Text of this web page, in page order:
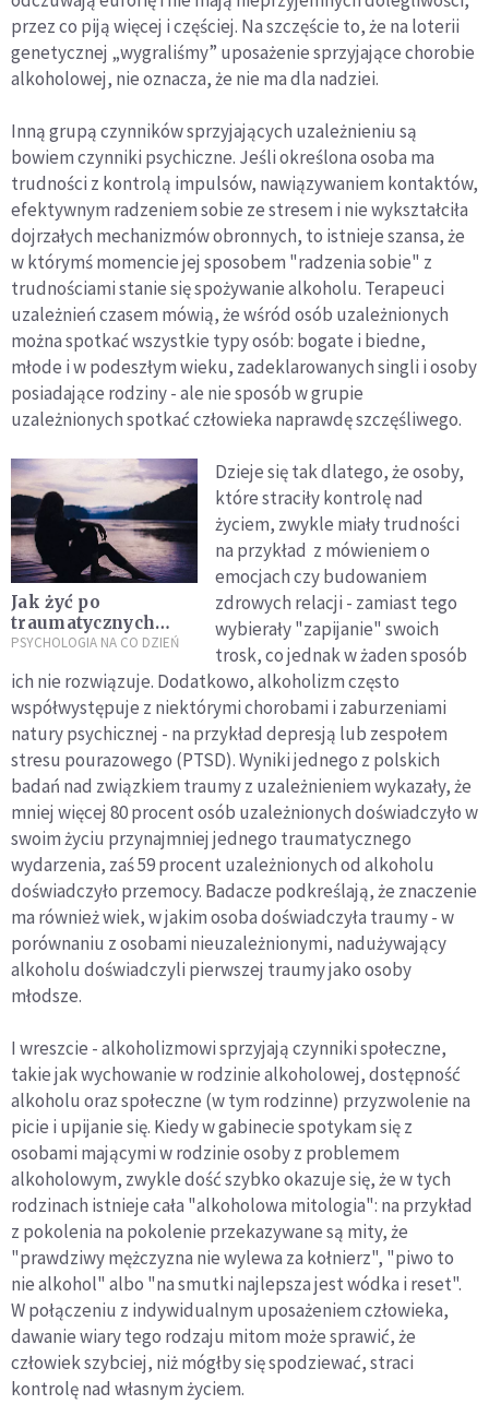
przez co piją więcej i częściej. Na szczęście to, że na loterii
genetycznej „wygraliśmy” uposażenie sprzyjające chorobie
alkoholowej, nie oznacza, że nie ma dla nadziei.
Inną grupą czynników sprzyjających uzależnieniu są
bowiem czynniki psychiczne. Jeśli określona osoba ma
trudności z kontrolą impulsów, nawiązywaniem kontaktów,
efektywnym radzeniem sobie ze stresem i nie wykształciła
dojrzałych mechanizmów obronnych, to istnieje szansa, że
w którymś momencie jej sposobem "radzenia sobie" z
trudnościami stanie się spożywanie alkoholu. Terapeuci
uzależnień czasem mówią, że wśród osób uzależnionych
można spotkać wszystkie typy osób: bogate i biedne,
młode i w podeszłym wieku, zadeklarowanych singli i osoby
posiadające rodziny - ale nie sposób w grupie
uzależnionych spotkać człowieka naprawdę szczęśliwego.
Jak żyć po
traumatycznych
przejściach?
PSYCHOLOGIA NA CO DZIEŃ
Dzieje się tak dlatego, że osoby,
które straciły kontrolę nad
życiem, zwykle miały trudności
na przykład z mówieniem o
emocjach czy budowaniem
zdrowych relacji - zamiast tego
wybierały "zapijanie" swoich
trosk, co jednak w żaden sposób
ich nie rozwiązuje. Dodatkowo, alkoholizm często
współwystępuje z niektórymi chorobami i zaburzeniami
natury psychicznej - na przykład depresją lub zespołem
stresu pourazowego (PTSD). Wyniki jednego z polskich
badań nad związkiem traumy z uzależnieniem wykazały, że
mniej więcej 80 procent osób uzależnionych doświadczyło w
swoim życiu przynajmniej jednego traumatycznego
wydarzenia, zaś 59 procent uzależnionych od alkoholu
doświadczyło przemocy. Badacze podkreślają, że znaczenie
ma również wiek, w jakim osoba doświadczyła traumy - w
porównaniu z osobami nieuzależnionymi, nadużywający
alkoholu doświadczyli pierwszej traumy jako osoby
młodsze.
I wreszcie - alkoholizmowi sprzyjają czynniki społeczne,
takie jak wychowanie w rodzinie alkoholowej, dostępność
alkoholu oraz społeczne (w tym rodzinne) przyzwolenie na
picie i upijanie się. Kiedy w gabinecie spotykam się z
osobami mającymi w rodzinie osoby z problemem
alkoholowym, zwykle dość szybko okazuje się, że w tych
rodzinach istnieje cała "alkoholowa mitologia": na przykład
z pokolenia na pokolenie przekazywane są mity, że
"prawdziwy mężczyzna nie wylewa za kołnierz", "piwo to
nie alkohol" albo "na smutki najlepsza jest wódka i reset".
W połączeniu z indywidualnym uposażeniem człowieka,
dawanie wiary tego rodzaju mitom może sprawić, że
człowiek szybciej, niż mógłby się spodziewać, straci
kontrolę nad własnym życiem.